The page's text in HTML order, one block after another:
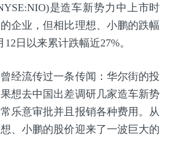
是造车新势力中上市时
企业，但相比理想、小鹏的跌幅
日以来累计跌幅近27%。
经流传过一条传闻：华尔街的投
想去中国出差调研几家造车新势
乐意审批并且报销各种费用。从
、小鹏的股价迎来了一波巨大的